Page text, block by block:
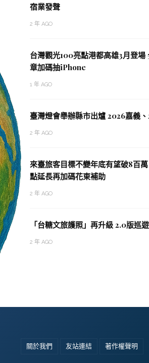
宿業發聲
2 年 AGO
台灣觀光100亮點港都高雄3月登場
章加碼抽iPhone
1 年 AGO
臺灣燈會舉辦縣市出爐 2026嘉義
2 年 AGO
來臺旅客目標不變年底有望破8百
點延長再加碼花東補助
2 年 AGO
「台糖文旅護照」再升級 2.0版巡
2 年 AGO
關於我們 友站連結 著作權聲明